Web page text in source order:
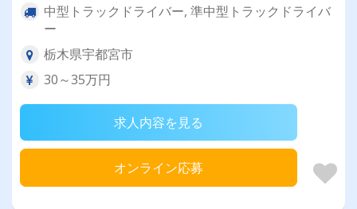
中型トラックドライバー, 準中型トラックドライバ
ー
栃木県宇都宮市
30～35万円
求人内容を見る
オンライン応募